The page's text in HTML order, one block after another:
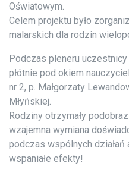
Oświatowym.
Celem projektu było
malarskich dla rodzin
Podczas pleneru
płótnie pod okiem
nr 2, p. Małgorzaty
Młyńskiej.
Rodziny otrzymały
wzajemna wymiana
podczas wspólnych działań
wspaniałe efekty!